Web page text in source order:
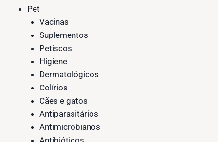
Pet
Vacinas
Suplementos
Petiscos
Higiene
Dermatológicos
Colírios
Cães e gatos
Antiparasitários
Antimicrobianos
Antibióticos